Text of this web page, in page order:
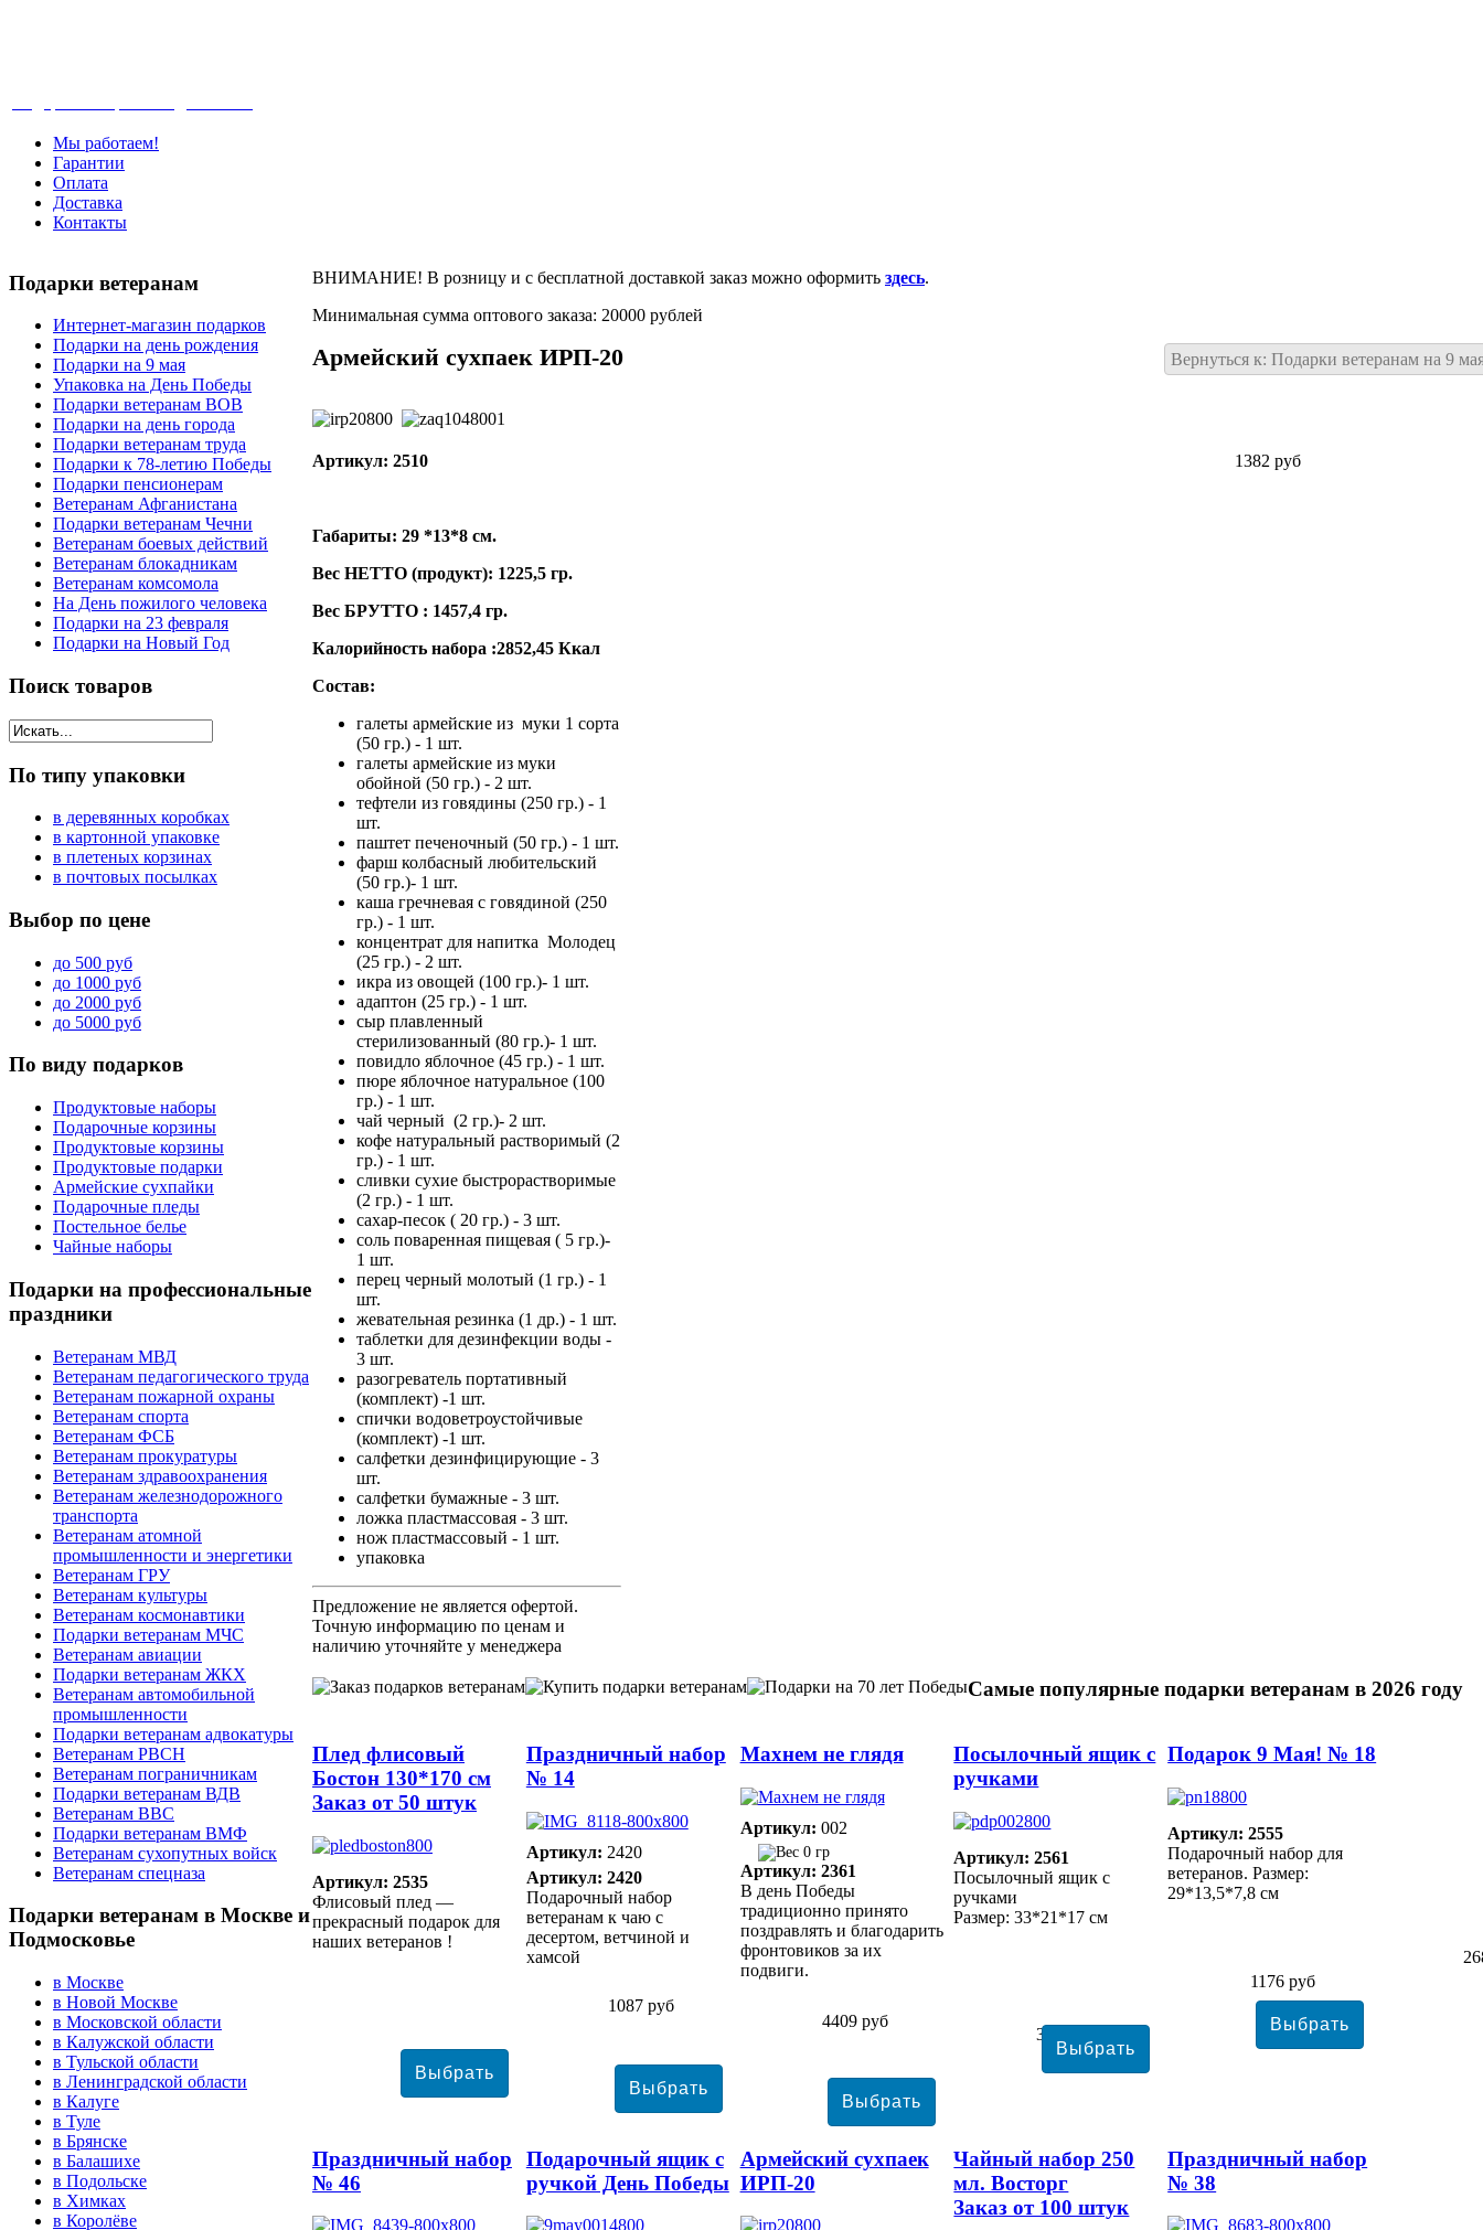
Мы работаем!
Гарантии
Оплата
Доставка
Контакты
ВНИМАНИЕ! В розницу и с бесплатной доставкой заказ можно оформить здесь.
Минимальная сумма оптового заказа: 20000 рублей
Вернуться к: Подарки ветеранам на 9
Армейский сухпаек ИРП-20
1382 руб
Артикул: 2510
Габариты: 29 *13*8 см.
Вес НЕТТО (продукт): 1225,5 гр.
Вес БРУТТО : 1457,4 гр.
Калорийность набора :2852,45 Ккал
Состав:
галеты армейские из муки 1 сорта
(50 гр.) - 1 шт.
галеты армейские из муки
обойной (50 гр.) - 2 шт.
тефтели из говядины (250 гр.) - 1
шт.
паштет печеночный (50 гр.) - 1 шт.
фарш колбасный любительский
(50 гр.)- 1 шт.
каша гречневая с говядиной (250
гр.) - 1 шт.
концентрат для напитка Молодец
(25 гр.) - 2 шт.
икра из овощей (100 гр.)- 1 шт.
адаптон (25 гр.) - 1 шт.
сыр плавленный
стерилизованный (80 гр.)- 1 шт.
повидло яблочное (45 гр.) - 1 шт.
пюре яблочное натуральное (100
гр.) - 1 шт.
чай черный (2 гр.)- 2 шт.
кофе натуральный растворимый (2
гр.) - 1 шт.
сливки сухие быстрорастворимые
(2 гр.) - 1 шт.
сахар-песок ( 20 гр.) - 3 шт.
соль поваренная пищевая ( 5 гр.)-
1 шт.
перец черный молотый (1 гр.) - 1
шт.
жевательная резинка (1 др.) - 1 шт.
таблетки для дезинфекции воды -
3 шт.
разогреватель портативный
(комплект) -1 шт.
спички водоветроустойчивые
(комплект) -1 шт.
салфетки дезинфицирующие - 3
шт.
салфетки бумажные - 3 шт.
ложка пластмассовая - 3 шт.
нож пластмассовый - 1 шт.
упаковка
Предложение не является офертой.
Точную информацию по ценам и
наличию уточняйте у менеджера
Самые популярные подарки ветеранам в 2026 году
Плед флисовый
Бостон 130*170 см
Заказ от 50 штук
Артикул: 2535
Флисовый плед —
прекрасный подарок для
наших ветеранов !
1087 руб
Праздничный набор
№ 14
Артикул: 2420
Артикул: 2420
Подарочный набор
ветеранам к чаю с
десертом, ветчиной и
хамсой
4409 руб
Махнем не глядя
Артикул: 002
0 гр
Артикул: 2361
В день Победы
традиционно принято
поздравлять и благодарить
фронтовиков за их
подвиги.
3171 руб
Посылочный ящик с
ручками
Артикул: 2561
Посылочный ящик с
ручками
Размер: 33*21*17 см
1176 руб
Подарок 9 Мая! № 18
Артикул: 2555
Подарочный набор для
ветеранов. Размер:
29*13,5*7,8 см
Праздничный набор
№ 46
Подарочный ящик с
ручкой День Победы
Армейский сухпаек
ИРП-20
Чайный набор 250
мл. Восторг
Заказ от 100 штук
Праздничный набор
№ 38
Подарки ветеранам
Интернет-магазин подарков
Подарки на день рождения
Подарки на 9 мая
Упаковка на День Победы
Подарки ветеранам ВОВ
Подарки на день города
Подарки ветеранам труда
Подарки к 78-летию Победы
Подарки пенсионерам
Ветеранам Афганистана
Подарки ветеранам Чечни
Ветеранам боевых действий
Ветеранам блокадникам
Ветеранам комсомола
На День пожилого человека
Подарки на 23 февраля
Подарки на Новый Год
Поиск товаров
По типу упаковки
в деревянных коробках
в картонной упаковке
в плетеных корзинах
в почтовых посылках
Выбор по цене
до 500 руб
до 1000 руб
до 2000 руб
до 5000 руб
По виду подарков
Продуктовые наборы
Подарочные корзины
Продуктовые корзины
Продуктовые подарки
Армейские сухпайки
Подарочные пледы
Постельное белье
Чайные наборы
Подарки на профессиональные
праздники
Ветеранам МВД
Ветеранам педагогического труда
Ветеранам пожарной охраны
Ветеранам спорта
Ветеранам ФСБ
Ветеранам прокуратуры
Ветеранам здравоохранения
Ветеранам железнодорожного
транспорта
Ветеранам атомной
промышленности и энергетики
Ветеранам ГРУ
Ветеранам культуры
Ветеранам космонавтики
Подарки ветеранам МЧС
Ветеранам авиации
Подарки ветеранам ЖКХ
Ветеранам автомобильной
промышленности
Подарки ветеранам адвокатуры
Ветеранам РВСН
Ветеранам пограничникам
Подарки ветеранам ВДВ
Ветеранам ВВС
Подарки ветеранам ВМФ
Ветеранам сухопутных войск
Ветеранам спецназа
Подарки ветеранам в Москве и
Подмосковье
в Москве
в Новой Москве
в Московской области
в Калужской области
в Тульской области
в Ленинградской области
в Калуге
в Туле
в Брянске
в Балашихе
в Подольске
в Химках
в Королёве